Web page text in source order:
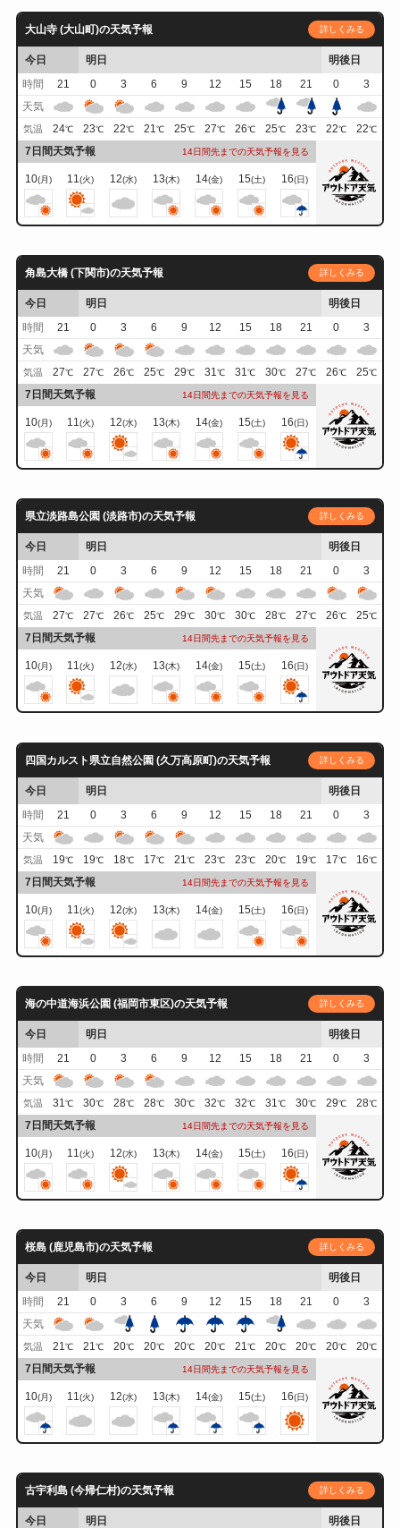
大山寺 (大山町)の天気予報 詳しくみる
今日 明日
明後日
時間
21 0 3 6 9 12 15 18 21 0
3
天気
気温 24℃ 23℃ 22℃ 21℃ 25℃ 27℃ 26℃ 25℃ 23℃ 22℃ 22℃
7日間天気予報 14日間先までの天気予報を見る
10(月) 11(火) 12(水) 13(木) 14(金) 15(土) 16(日)
角島大橋 (下関市)の天気予報 詳しくみる
今日 明日
明後日
時間
21 0 3 6 9 12 15 18 21 0
3
天気
気温 27℃ 27℃ 26℃ 25℃ 29℃ 31℃ 31℃ 30℃ 27℃ 26℃ 25℃
7日間天気予報 14日間先までの天気予報を見る
10(月) 11(火) 12(水) 13(木) 14(金) 15(土) 16(日)
県立淡路島公園 (淡路市)の天気予報 詳しくみる
今日 明日
明後日
時間
21 0 3 6 9 12 15 18 21 0
3
天気
気温 27℃ 27℃ 26℃ 25℃ 29℃ 30℃ 30℃ 28℃ 27℃ 26℃ 25℃
7日間天気予報 14日間先までの天気予報を見る
10(月) 11(火) 12(水) 13(木) 14(金) 15(土) 16(日)
四国カルスト県立自然公園 (久万高原町)の天気予報 詳しくみる
今日 明日
明後日
時間
21 0 3 6 9 12 15 18 21 0
3
天気
気温 19℃ 19℃ 18℃ 17℃ 21℃ 23℃ 23℃ 20℃ 19℃ 17℃ 16℃
7日間天気予報 14日間先までの天気予報を見る
10(月) 11(火) 12(水) 13(木) 14(金) 15(土) 16(日)
海の中道海浜公園 (福岡市東区)の天気予報 詳しくみる
今日 明日
明後日
時間
21 0 3 6 9 12 15 18 21 0
3
天気
気温 31℃ 30℃ 28℃ 28℃ 30℃ 32℃ 32℃ 31℃ 30℃ 29℃ 28℃
7日間天気予報 14日間先までの天気予報を見る
10(月) 11(火) 12(水) 13(木) 14(金) 15(土) 16(日)
桜島 (鹿児島市)の天気予報 詳しくみる
今日 明日
明後日
時間
21 0 3 6 9 12 15 18 21 0
3
天気
気温 21℃ 21℃ 20℃ 20℃ 20℃ 20℃ 21℃ 20℃ 20℃ 20℃ 20℃
7日間天気予報 14日間先までの天気予報を見る
10(月) 11(火) 12(水) 13(木) 14(金) 15(土) 16(日)
古宇利島 (今帰仁村)の天気予報 詳しくみる
今日 明日 明後日